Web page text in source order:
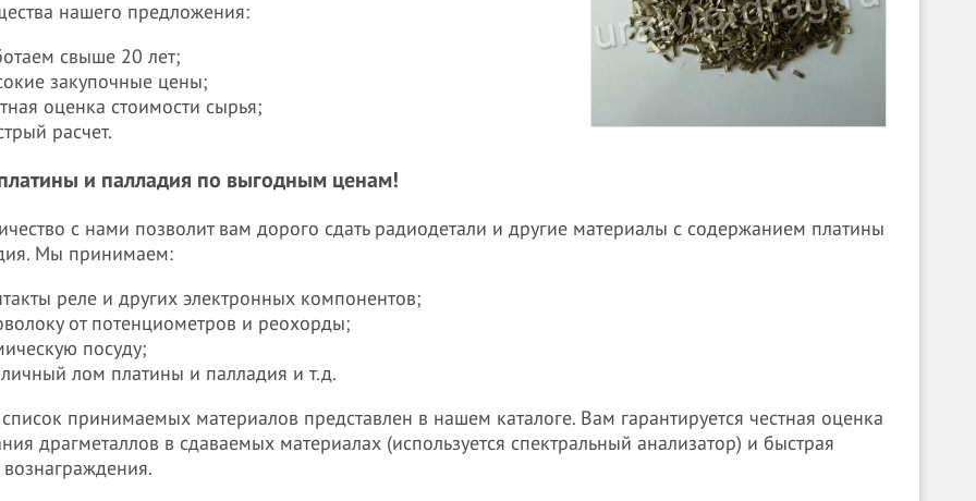
нашего предложения:
свыше 20 лет;
закупочные цены;
оценка стоимости сырья;
расчет.
и палладия по выгодным ценам!
с нами позволит вам дорого сдать радиодетали и другие материалы с содержанием платины
Мы принимаем:
реле и других электронных компонентов;
от потенциометров и реохорды;
посуду;
лом платины и палладия и т.д.
принимаемых материалов представлен в нашем каталоге. Вам гарантируется честная оценка
драгметаллов в сдаваемых материалах (используется спектральный анализатор) и быстрая